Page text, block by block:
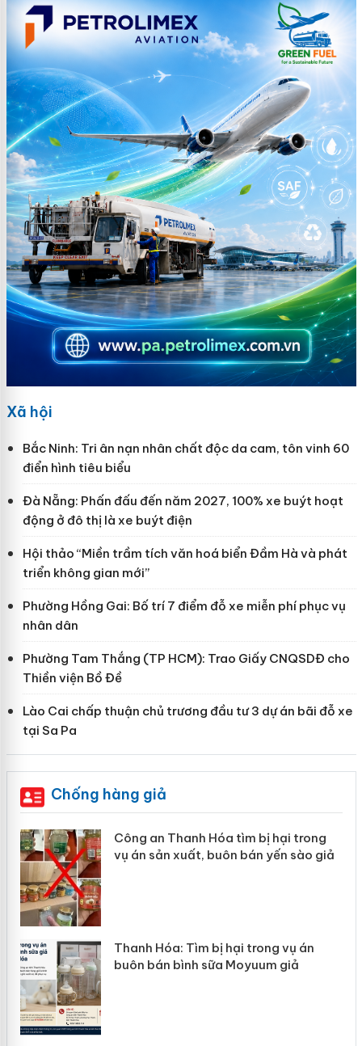
Xã hội
Bắc Ninh: Tri ân nạn nhân chất độc da cam, tôn vinh 60
điển hình tiêu biểu
Đà Nẵng: Phấn đấu đến năm 2027, 100% xe buýt hoạt
động ở đô thị là xe buýt điện
Hội thảo “Miền trầm tích văn hoá biển Đầm Hà và phát
triển không gian mới”
Phường Hồng Gai: Bố trí 7 điểm đỗ xe miễn phí phục vụ
nhân dân
Phường Tam Thắng (TP HCM): Trao Giấy CNQSDĐ cho
Thiền viện Bồ Đề
Lào Cai chấp thuận chủ trương đầu tư 3 dự án bãi đỗ xe
tại Sa Pa
Chống hàng giả
Công an Thanh Hóa tìm bị hại trong
vụ án sản xuất, buôn bán yến sào giả
Thanh Hóa: Tìm bị hại trong vụ án
buôn bán bình sữa Moyuum giả